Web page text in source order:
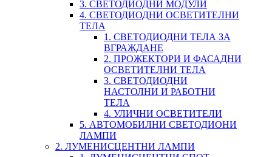
3. СВЕТОДИОДНИ МОДУЛИ
4. СВЕТОДИОДНИ ОСВЕТИТЕЛНИ
ТЕЛА
1. СВЕТОДИОДНИ ТЕЛА ЗА
ВГРАЖДАНЕ
2. ПРОЖЕКТОРИ И ФАСАДНИ
ОСВЕТИТЕЛНИ ТЕЛА
3. СВЕТОДИОДНИ
НАСТОЛНИ И РАБОТНИ
ТЕЛА
4. УЛИЧНИ ОСВЕТИТЕЛИ
5. АВТОМОБИЛНИ СВЕТОДИОНИ
ЛАМПИ
2. ЛУМЕНИСЦЕНТНИ ЛАМПИ